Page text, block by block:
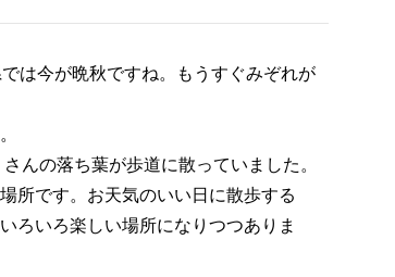
は今が晩秋ですね。もうすぐみぞれが
んの落ち葉が歩道に散っていました。
所です。お天気のいい日に散歩する
ろいろ楽しい場所になりつつありま